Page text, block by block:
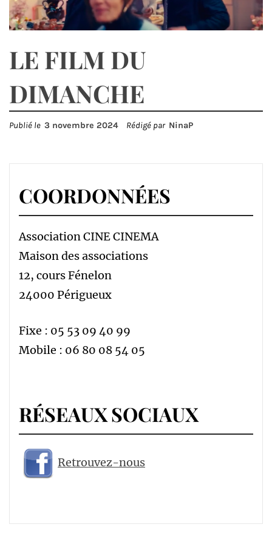
LE FILM DU
DIMANCHE
Publié le 3 novembre 2024 Rédigé par NinaP
COORDONNÉES
Association CINE CINEMA
Maison des associations
12, cours Fénelon
24000 Périgueux
Fixe : 05 53 09 40 99
Mobile : 06 80 08 54 05
RÉSEAUX SOCIAUX
Retrouvez-nous